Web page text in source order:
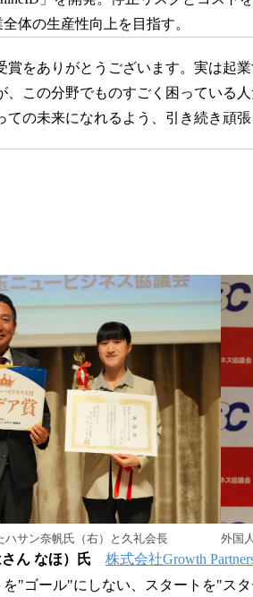
体の生産性向上を目指す。
賞をありがとうございます。実は起
、この分野でものすごく困っている
ての未来になれるよう、引き続き頑張
ハサン奈帆氏（右）と久礼会長 外国
ん なほ）氏 株式会社Growth
を"ゴール"にしない、スタートを"ス